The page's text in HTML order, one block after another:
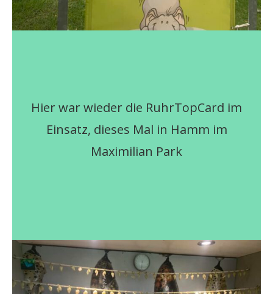
Hier war wieder die RuhrTopCard im
Einsatz, dieses Mal in Hamm im
Maximilian Park